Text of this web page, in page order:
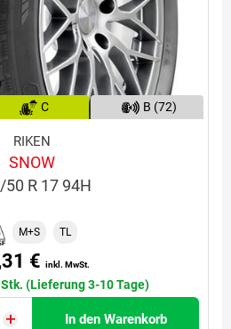
C B (72)
RIKEN
SNOW
R 17 94H
M+S TL
€ inkl. MwSt.
(Lieferung 3-10 Tage)
In den Warenkorb